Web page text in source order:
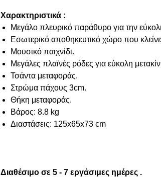
Χαρακτηριστικά :
Μεγάλο πλευρικό παράθυρο για την
Εσωτερικό αποθηκευτικό χώρο που
Μουσικό παιχνίδι.
Μεγάλες πλαϊνές ρόδες για εύκολη
Τσάντα μεταφοράς.
Στρώμα πάχους 3cm.
Θήκη μεταφοράς.
Βάρος: 8.8 kg
Διαστάσεις: 125x65x73 сm
Διαθέσιμο σε 5 - 7 εργάσιμες ημέρες .